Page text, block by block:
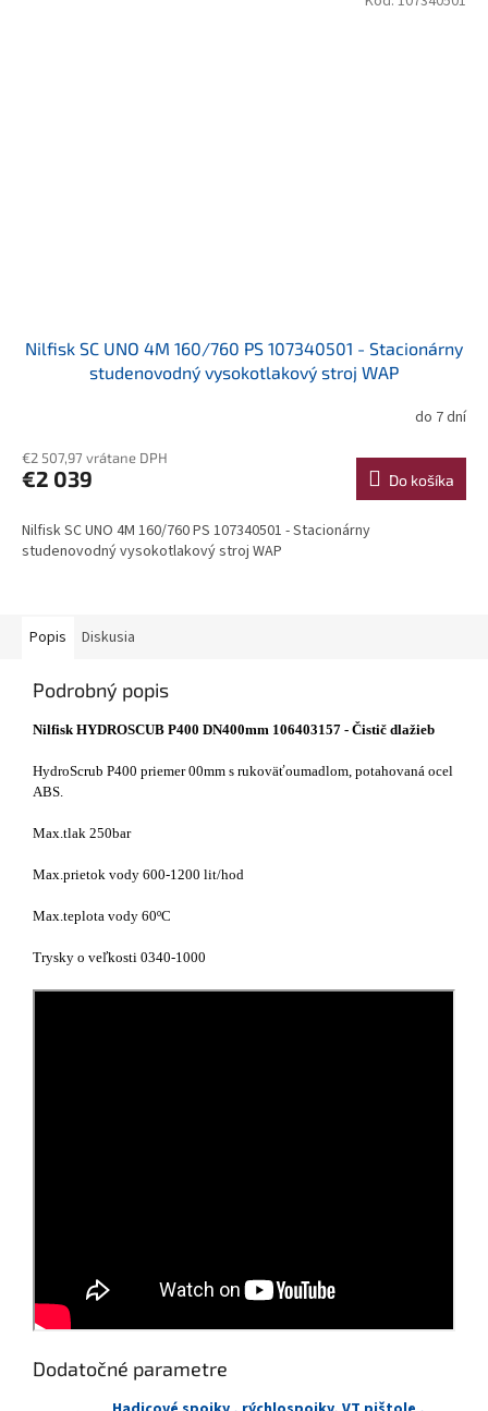
Nilfisk SC UNO 4M 160/760 PS 107340501 - Stacionárny
studenovodný vysokotlakový stroj WAP
do 7 dní
€2 507,97 vrátane DPH
€2 039 Do košíka
Nilfisk SC UNO 4M 160/760 PS 107340501 - Stacionárny
studenovodný vysokotlakový stroj WAP
Popis Diskusia
Podrobný popis
Nilfisk HYDROSCUB P400 DN400mm 106403157 - Čistič dlažieb
HydroScrub P400 priemer 00mm s rukoväťoumadlom, potahovaná ocel
ABS.
Max.tlak 250bar
Max.prietok vody 600-1200 lit/hod
Max.teplota vody 60ºC
Trysky o veľkosti 0340-1000
Dodatočné parametre